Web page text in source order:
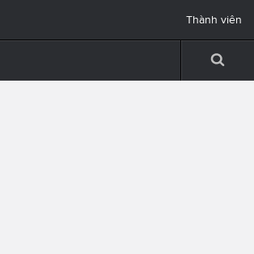
Thành viên